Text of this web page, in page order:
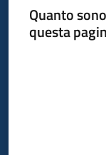
Informazioni
locali
Quanto
questa